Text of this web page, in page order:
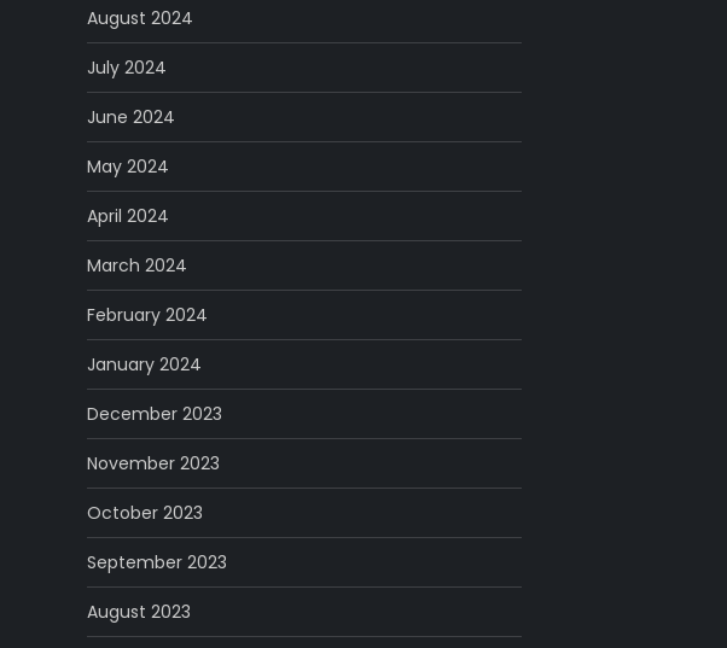
August 2024
July 2024
June 2024
May 2024
April 2024
March 2024
February 2024
January 2024
December 2023
November 2023
October 2023
September 2023
August 2023